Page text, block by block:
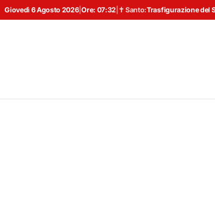
Giovedì 6 Agosto 2026 |Ore: 07:32 ✝ Santo:Trasfigurazione del